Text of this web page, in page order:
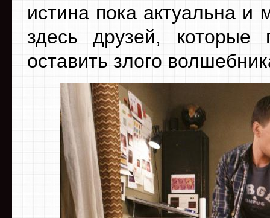
истина пока актуальна и
здесь друзей,
оставить злого